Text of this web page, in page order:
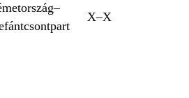
X–X